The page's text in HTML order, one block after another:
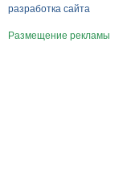
разработка сайта
Размещение рекламы